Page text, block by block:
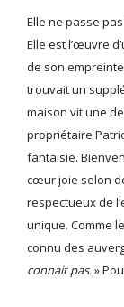
Elle ne passe
Elle est l’œuvre
de son
trouvait un
maison vit une
propriétaire
fantaisie.
cœur joie selon
respectueux de
unique. Comme
connu des
connait pas.»